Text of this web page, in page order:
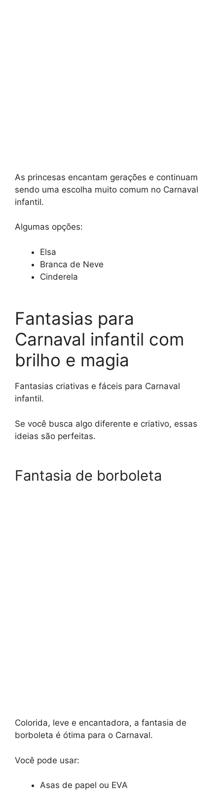
As princesas encantam gerações e continuam
sendo uma escolha muito comum no Carnaval
infantil.
Algumas opções:
Elsa
Branca de Neve
Cinderela
Fantasias para
Carnaval infantil com
brilho e magia
Fantasias criativas e fáceis para Carnaval
infantil.
Se você busca algo diferente e criativo, essas
ideias são perfeitas.
Fantasia de borboleta
Colorida, leve e encantadora, a fantasia de
borboleta é ótima para o Carnaval.
Você pode usar:
Asas de papel ou EVA